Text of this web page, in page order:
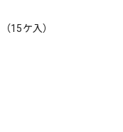
15ケ入）